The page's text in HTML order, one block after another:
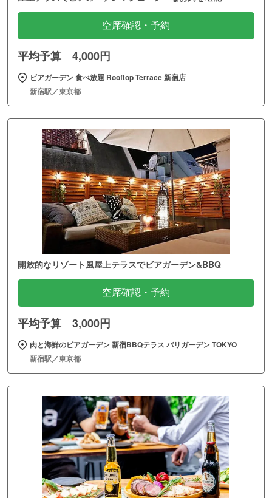
空席確認・予約
平均予算 4,000円
ビアガーデン 食べ放題 Rooftop Terrace 新宿店
新宿駅／東京都
開放的なリゾート風屋上テラスでビアガーデン&BBQ
空席確認・予約
平均予算 3,000円
肉と海鮮のビアガーデン 新宿BBQテラス バリガーデン TOKYO
新宿駅／東京都